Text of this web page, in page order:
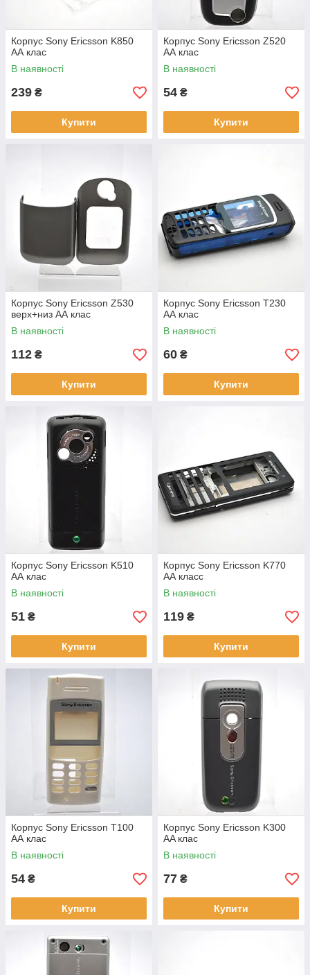
Корпус Sony Ericsson K850
АА клас
В наявності
239 ₴
Купити
Корпус Sony Ericsson Z520
АА клас
В наявності
54 ₴
Купити
Корпус Sony Ericsson Z530
верх+низ АА клас
В наявності
112 ₴
Купити
Корпус Sony Ericsson T230
АА клас
В наявності
60 ₴
Купити
Корпус Sony Ericsson K510
АА клас
В наявності
51 ₴
Купити
Корпус Sony Ericsson K770
АА класс
В наявності
119 ₴
Купити
Корпус Sony Ericsson T100
АА клас
В наявності
54 ₴
Купити
Корпус Sony Ericsson K300
АA клас
В наявності
77 ₴
Купити